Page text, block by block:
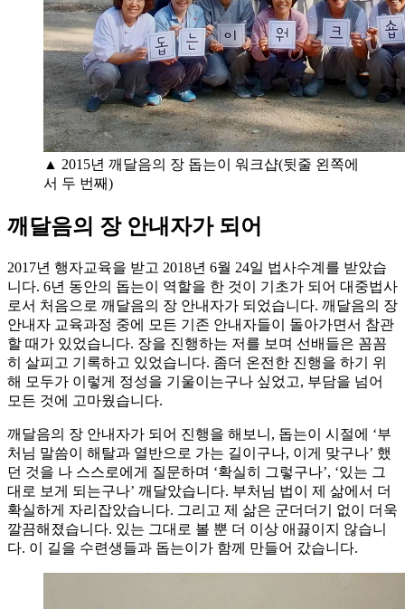
▲ 2015년 깨달음의 장 돕는이 워크샵(뒷줄 왼쪽에
서 두 번째)
깨달음의 장 안내자가 되어
2017년 행자교육을 받고 2018년 6월 24일 법사수계를 받았습
니다. 6년 동안의 돕는이 역할을 한 것이 기초가 되어 대중법사
로서 처음으로 깨달음의 장 안내자가 되었습니다. 깨달음의 장
안내자 교육과정 중에 모든 기존 안내자들이 돌아가면서 참관
할 때가 있었습니다. 장을 진행하는 저를 보며 선배들은 꼼꼼
히 살피고 기록하고 있었습니다. 좀더 온전한 진행을 하기 위
해 모두가 이렇게 정성을 기울이는구나 싶었고, 부담을 넘어
모든 것에 고마웠습니다.
깨달음의 장 안내자가 되어 진행을 해보니, 돕는이 시절에 ‘부
처님 말씀이 해탈과 열반으로 가는 길이구나, 이게 맞구나’ 했
던 것을 나 스스로에게 질문하며 ‘확실히 그렇구나’, ‘있는 그
대로 보게 되는구나’ 깨달았습니다. 부처님 법이 제 삶에서 더
확실하게 자리잡았습니다. 그리고 제 삶은 군더더기 없이 더욱
깔끔해졌습니다. 있는 그대로 볼 뿐 더 이상 애끓이지 않습니
다. 이 길을 수련생들과 돕는이가 함께 만들어 갔습니다.